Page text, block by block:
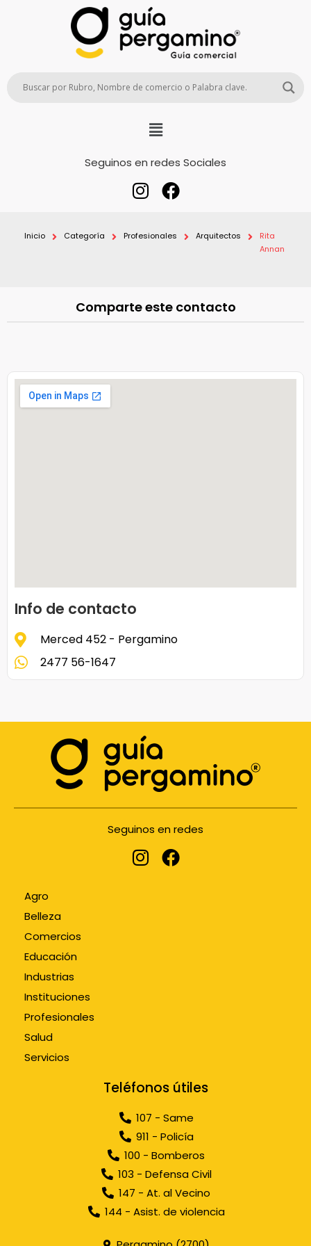
Seguinos en redes Sociales
Inicio Categoría Profesionales Arquitectos
Rita
Annan
Comparte este contacto
Info de contacto
Merced 452 - Pergamino
2477 56-1647
Seguinos en redes
Agro
Belleza
Comercios
Educación
Industrias
Instituciones
Profesionales
Salud
Servicios
Teléfonos útiles
107 - Same
911 - Policía
100 - Bomberos
103 - Defensa Civil
147 - At. al Vecino
144 - Asist. de violencia